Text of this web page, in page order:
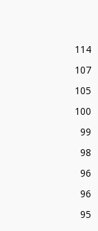
114
107
105
100
99
98
96
96
95